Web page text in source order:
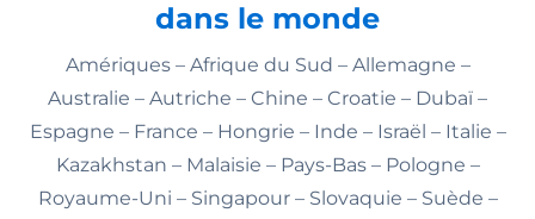
dans le monde
Amériques – Afrique du Sud – Allemagne –
Australie – Autriche – Chine – Croatie – Dubaï –
Espagne – France – Hongrie – Inde – Israël – Italie –
Kazakhstan – Malaisie – Pays-Bas – Pologne –
Royaume-Uni – Singapour – Slovaquie – Suède –